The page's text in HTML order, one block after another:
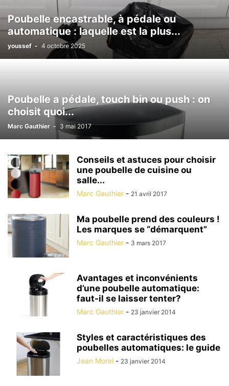
Poubelle encastrable, à pédale ou
automatique : laquelle est la plus...
youssef - 4 octobre 2025
Poubelle a pédale, touch bin ou push : on
choisit quoi...
Marc Gauthier - 3 mai 2017
Conseils et astuces pour choisir
une poubelle de cuisine ou
salle...
Marc Gauthier - 21 avril 2017
Ma poubelle prend des couleurs !
Les marques se “démarquent”
Marc Gauthier - 3 mars 2017
Avantages et inconvénients
d’une poubelle automatique:
faut-il se laisser tenter?
Marc Gauthier - 23 janvier 2014
Styles et caractéristiques des
poubelles automatiques: le guide
Jean Morel - 23 janvier 2014